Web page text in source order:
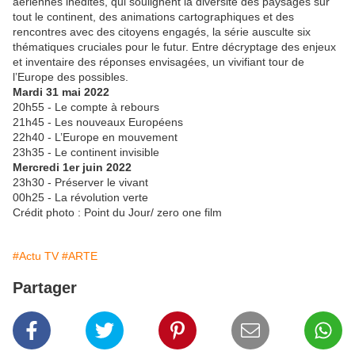
tout le continent, des animations cartographiques et des
rencontres avec des citoyens engagés, la série ausculte six
thématiques cruciales pour le futur. Entre décryptage des enjeux
et inventaire des réponses envisagées, un vivifiant tour de
l’Europe des possibles.
Mardi 31 mai 2022
20h55 - Le compte à rebours
21h45 - Les nouveaux Européens
22h40 - L’Europe en mouvement
23h35 - Le continent invisible
Mercredi 1er juin 2022
23h30 - Préserver le vivant
00h25 - La révolution verte
Crédit photo : Point du Jour/ zero one film
#Actu TV #ARTE
Partager